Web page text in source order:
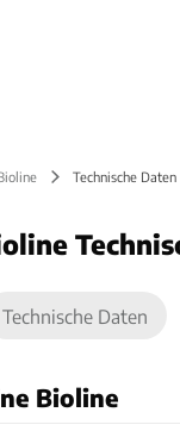
Technische Daten
Technische Daten
Bioline